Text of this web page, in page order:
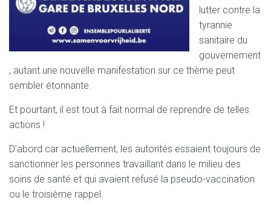
lutter contre la
tyrannie
sanitaire du
gouvernement
, autant une nouvelle manifestation sur ce thème peut
sembler étonnante.
Et pourtant, il est tout à fait normal de reprendre de telles
actions !
D’abord car actuellement, les autorités essaient toujours de
sanctionner les personnes travaillant dans le milieu des
soins de santé et qui avaient refusé la pseudo-vaccination
ou le troisième rappel.